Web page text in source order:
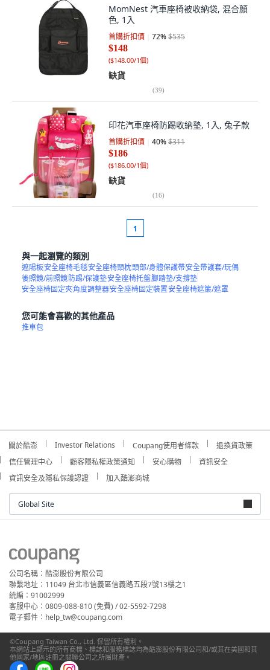
MomNest 汽車座椅被收納袋, 混合顏
色, 1入
首購折扣價 72%$535
$148
($148.00/1個)
缺貨
(39)
印花汽車座椅防踢收納墊, 1入, 兔子款
首購折扣價 40%$311
$186
($186.00/1個)
缺貨
(16)
1
與一起瀏覽的類別
遮陽板安全座椅毛毯安全座椅頸枕頭部/身體保護帶安全帶護套/玩偶
後照鏡/前照鏡防踢/保護墊安全座椅托盤腳踏墊/支撐墊
安全座椅固定夾角度調整器安全座椅固定裝置安全座椅遮簾/遮罩
您可能會喜歡的其他產品
推車包
關於酷澎 Investor Relations Coupang使用者條款
退換貨政策
信任管理中心
顧客隱私權政策通知 安心購物
資訊安全
資訊安全及隱私保護認證
加入酷澎商城
Global Site
公司名稱：酷澎股份有限公司
聯繫地址：11049 台北市信義區信義路五段7號13樓之1
統編：91002999
客服中心：0809-088-810 (免費) / 02-5592-7298
電子郵件：help_tw@coupang.com
©Coupang Taiwan Co., Ltd. 保留所有權利。
本網站上顯示的所有商標、標誌和服務標誌均為酷澎股份有限公司和/或其在美國和其
他國家/地區註冊之關聯公司之所屬財產。